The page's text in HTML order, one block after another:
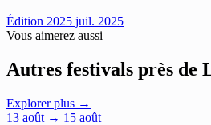
Édition 2025 juil. 2025
Vous aimerez aussi
Autres festivals près de
Explorer plus →
13 août → 15 août